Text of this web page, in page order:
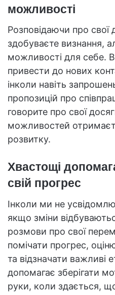
можливості
Розповідаючи про
здобуваєте визнання,
можливості для себе.
привести до нових
інколи навіть
пропозицій про
говорите про свої
можливостей
розвитку.
Хвастощі
свій прогрес
Інколи ми не
якщо зміни
розмови про свої
помічати прогрес,
та відзначати важливі
допомагає зберігати
руки, коли здається,